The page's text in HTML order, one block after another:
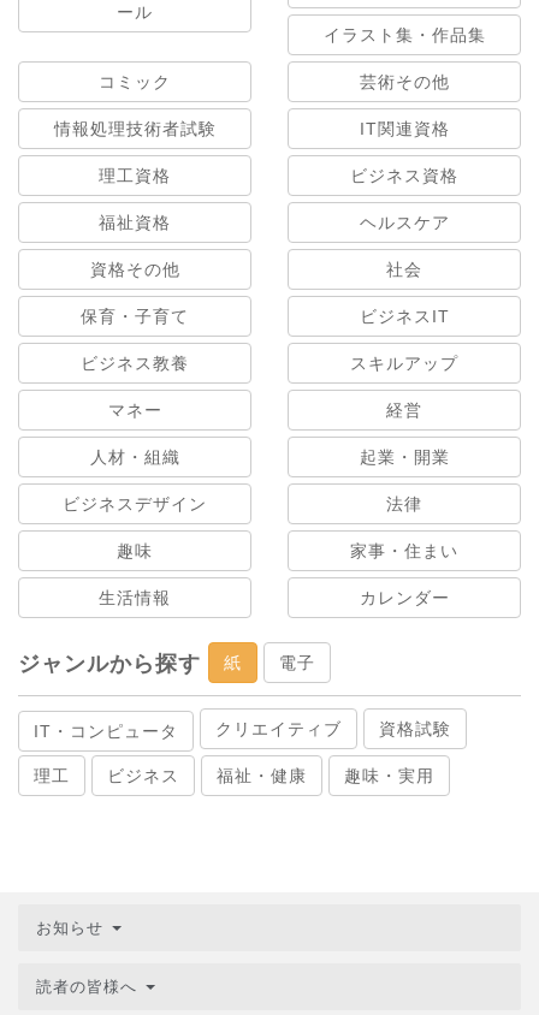
ール
イラスト集・作品集
コミック 芸術その他
情報処理技術者試験 IT関連資格
理工資格 ビジネス資格
福祉資格 ヘルスケア
資格その他 社会
保育・子育て ビジネスIT
ビジネス教養 スキルアップ
マネー 経営
人材・組織 起業・開業
ビジネスデザイン 法律
趣味 家事・住まい
生活情報 カレンダー
ジャンルから探す 紙 電子
IT・コンピュータ クリエイティブ 資格試験
理工 ビジネス 福祉・健康 趣味・実用
お知らせ
読者の皆様へ